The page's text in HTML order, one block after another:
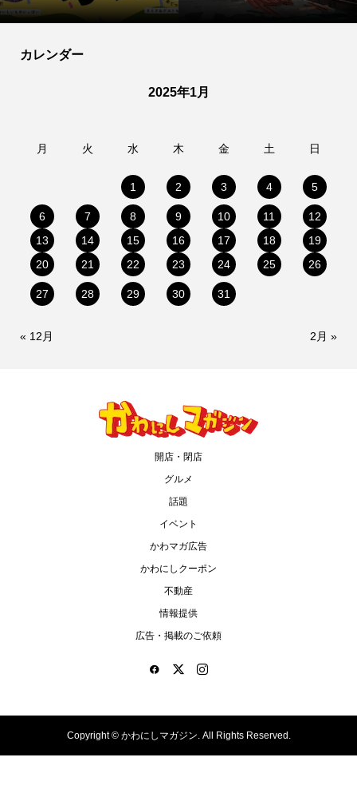
カレンダー
2025年1月
月 火 水 木 金 土 日
1 2 3 4 5
6 7 8 9 10 11
12
13
14 15 16 17 18
19
20
21 22 23 24 25 26
27 28 29 30 31
« 12月 2月 »
開店・閉店
グルメ
話題
イベント
かわマガ広告
かわにしクーポン
不動産
情報提供
広告・掲載のご依頼
Copyright ©かわにしマガジン. All Rights Reserved.